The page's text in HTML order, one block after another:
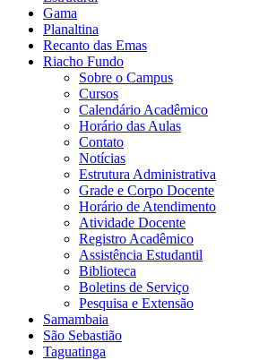
Gama
Planaltina
Recanto das Emas
Riacho Fundo
Sobre o Campus
Cursos
Calendário Acadêmico
Horário das Aulas
Contato
Notícias
Estrutura Administrativa
Grade e Corpo Docente
Horário de Atendimento
Atividade Docente
Registro Acadêmico
Assistência Estudantil
Biblioteca
Boletins de Serviço
Pesquisa e Extensão
Samambaia
São Sebastião
Taguatinga